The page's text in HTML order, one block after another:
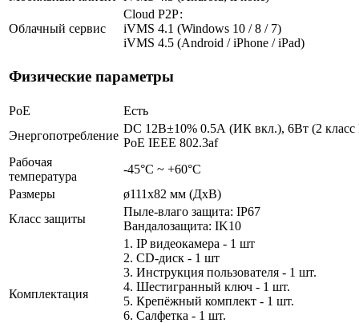
Облачный сервис
Cloud Р2Р:
iVMS 4.1 (Windows 10 / 8 / 7)
iVMS 4.5 (Android / iPhone / iPad)
Физические параметры
PoE
Есть
Энергопотребление
DC 12В±10% 0.5А (ИК вкл.), 6Вт (2 класс
PoE IEEE 802.3af
Рабочая
температура
-45°С ~ +60°С
Размеры
ø111х82 мм (ДхВ)
Класс защиты
Пыле-влаго защита: IP67
Вандалозащита: IK10
Комплектация
1. IP видеокамера - 1 шт
2. СD-диск - 1 шт
3. Инструкция пользователя - 1 шт.
4. Шестигранный ключ - 1 шт.
5. Крепёжный комплект - 1 шт.
6. Салфетка - 1 шт.